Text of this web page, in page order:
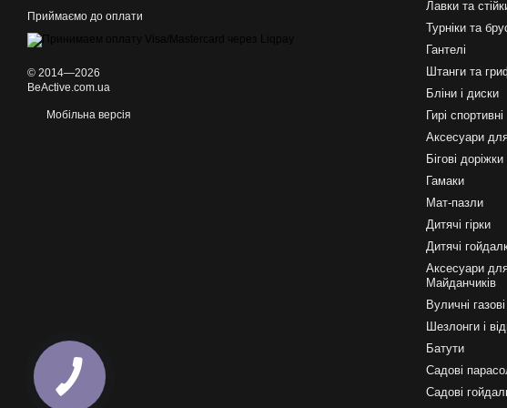
Приймаємо до оплати
© 2014—2026
BeActive.com.ua
Мобільна версія
Лавки та
Турніки та
Гантелі
Штанги та
Бліни і диски
Гирі спортивні
Аксесуари
Бігові доріжки
Гамаки
Мат-пазли
Дитячі гірки
Дитячі
Аксесуари
Майданчиків
Вуличні газові
Шезлонги і
Батути
Садові
Садові